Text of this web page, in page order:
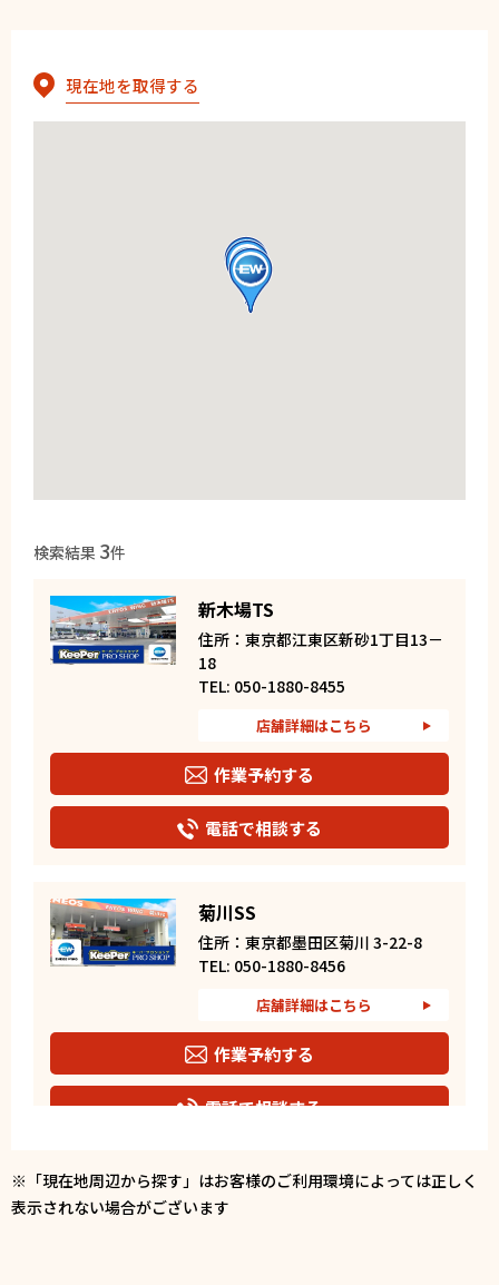
現在地を取得する
検索結果 3件
新木場TS
住所：東京都江東区新砂1丁目13－
18
TEL: 050-1880-8455
店舗詳細はこちら
作業予約する
電話で相談する
菊川SS
住所：東京都墨田区菊川 3-22-8
TEL: 050-1880-8456
店舗詳細はこちら
作業予約する
電話で相談する
厩橋SS
住所：東京都墨田区本所 1-24-10
※「現在地周辺から探す」はお客様のご利用環境によっては正しく
表示されない場合がございます